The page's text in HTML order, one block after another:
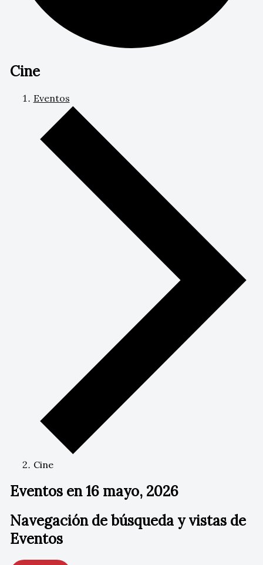
Cine
Eventos
Cine
Eventos en 16 mayo, 2026
Navegación de búsqueda y vistas de
Eventos